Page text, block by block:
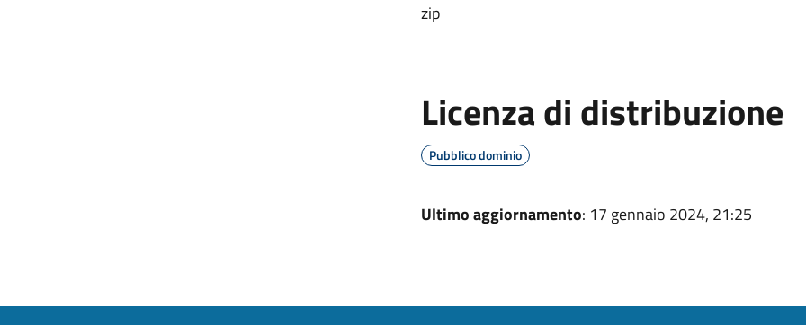
zip
Licenza di distribuzione
Pubblico dominio
Ultimo aggiornamento: 17 gennaio 2024, 21:25